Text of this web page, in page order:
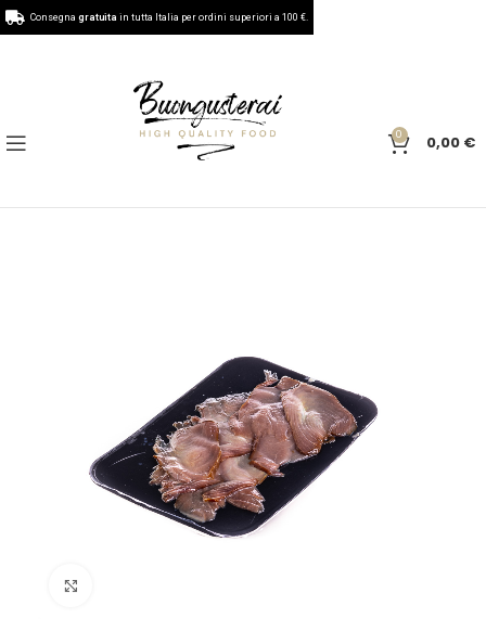
0 0,00 €
Consegna gratuita in tutta Italia per ordini superiori a 100 €.